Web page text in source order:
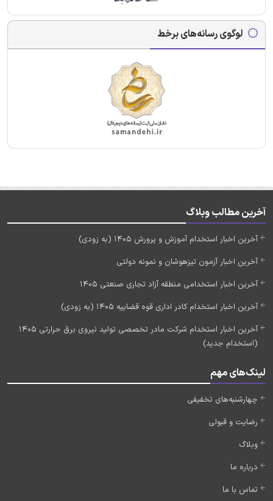
لوگوی رسانه‌های برخط
آخرین مطالب وبلاگ
آخرین اخبار استخدام آموزش و پرورش 1405 (به زودی)
آخرین اخبار آزمون تیزهوشان و نمونه دولتی
آخرین اخبار استخدامی منطقه آزاد تجاری صنعتی 1405
آخرین اخبار استخدام کادر اداری قوه قضاییه 1405 (به زودی)
آخرین اخبار استخدام شرکت مادر تخصصی تولید نیروی برق حرارتی 1405
(استخدام جدید)
لینک‌های مهم
چهارشنبه‌های تخفیفی
رضایت و قبولی
وبلاگ
درباره ما
تماس با ما